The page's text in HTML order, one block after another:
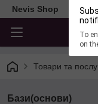
To
on
Nevis Shop
Товари та
Бази(основи)